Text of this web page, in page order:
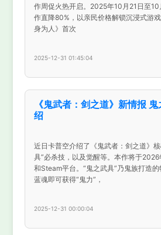
作周促火热开启。2025年10月21日至
作直降80%，以亲民价格解锁沉浸式游
身为人》首次
2025-12-31 01:45:04
《鬼武者：剑之道》新情报
绍
近日卡普空介绍了《鬼武者：剑之道》
具”必杀技，以及觉醒等。本作将于
和Steam平台。“鬼之武具”乃鬼族打造
蓝魂即可获得“鬼力”，
2025-12-31 00:00:04